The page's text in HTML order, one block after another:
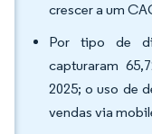
crescer a um
Por tipo de
capturaram
2025; o uso de
vendas via